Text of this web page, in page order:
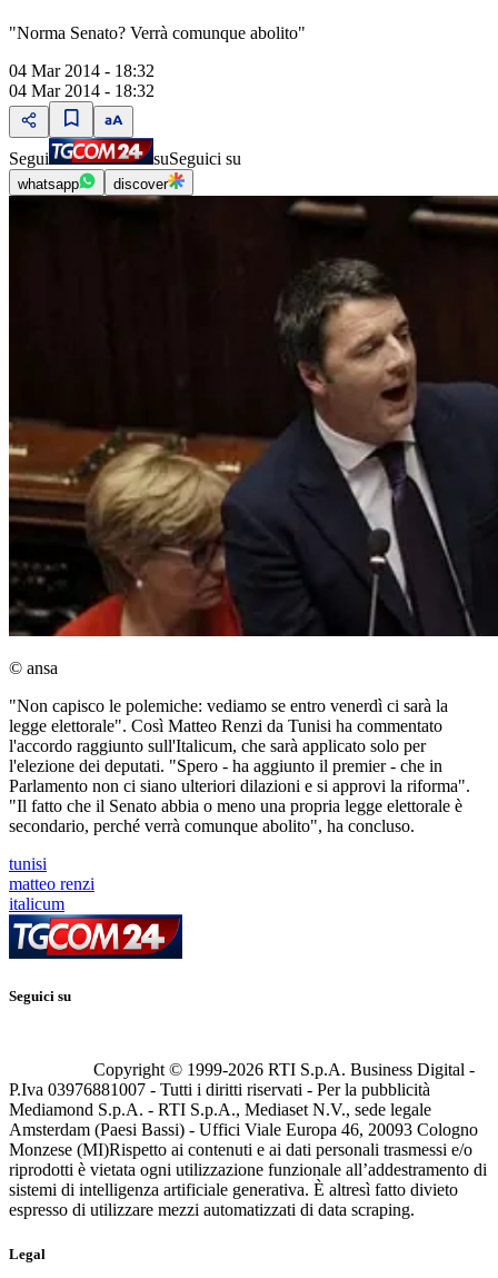
"Norma Senato? Verrà comunque abolito"
04 Mar 2014 - 18:32
04 Mar 2014 - 18:32
Segui suSeguici su
whatsapp discover
© ansa
"Non capisco le polemiche: vediamo se entro venerdì ci sarà la
legge elettorale". Così Matteo Renzi da Tunisi ha commentato
l'accordo raggiunto sull'Italicum, che sarà applicato solo per
l'elezione dei deputati. "Spero - ha aggiunto il premier - che in
Parlamento non ci siano ulteriori dilazioni e si approvi la riforma".
"Il fatto che il Senato abbia o meno una propria legge elettorale è
secondario, perché verrà comunque abolito", ha concluso.
tunisi
matteo renzi
italicum
Seguici su
Copyright © 1999-2026 RTI S.p.A. Business Digital -
P.Iva 03976881007 - Tutti i diritti riservati - Per la pubblicità
Mediamond S.p.A. - RTI S.p.A., Mediaset N.V., sede legale
Amsterdam (Paesi Bassi) - Uffici Viale Europa 46, 20093 Cologno
Monzese (MI)Rispetto ai contenuti e ai dati personali trasmessi e/o
riprodotti è vietata ogni utilizzazione funzionale all’addestramento di
sistemi di intelligenza artificiale generativa. È altresì fatto divieto
espresso di utilizzare mezzi automatizzati di data scraping.
Legal